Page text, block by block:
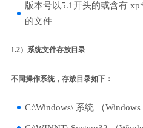
版本号以5.1开头的或含有
的文件
1.2）系统文件存放目录
不同操作系统，存放目录如下：
C:\Windows\ 系统 （Windows